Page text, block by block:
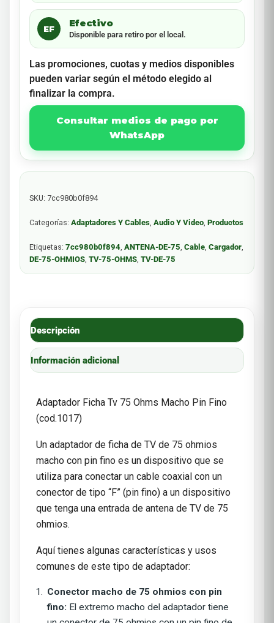
EF
Efectivo
Disponible para retiro por el local.
Las promociones, cuotas y medios disponibles
pueden variar según el método elegido al
finalizar la compra.
Consultar medios de pago por
WhatsApp
SKU: 7cc980b0f894
Categorías: Adaptadores Y Cables, Audio Y Video, Productos
Etiquetas: 7cc980b0f894, ANTENA-DE-75, Cable, Cargador,
DE-75-OHMIOS, TV-75-OHMS, TV-DE-75
Descripción
Información adicional
Adaptador Ficha Tv 75 Ohms Macho Pin Fino
(cod.1017)
Un adaptador de ficha de TV de 75 ohmios
macho con pin fino es un dispositivo que se
utiliza para conectar un cable coaxial con un
conector de tipo “F” (pin fino) a un dispositivo
que tenga una entrada de antena de TV de 75
ohmios.
Aquí tienes algunas características y usos
comunes de este tipo de adaptador:
Conector macho de 75 ohmios con pin
fino: El extremo macho del adaptador tiene